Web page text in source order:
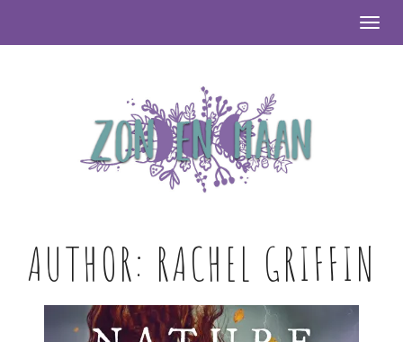
AUTHOR: RACHEL GRIFFIN